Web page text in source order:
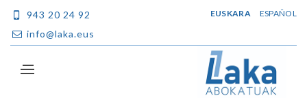
943 20 24 92
info@laka.eus
EUSKARA ESPAÑOL